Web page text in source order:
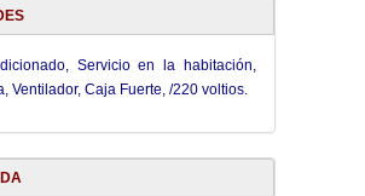
Servicio en la habitación,
Ventilador, Caja Fuerte, /220 voltios.